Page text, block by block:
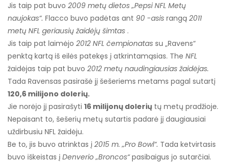
Jis taip pat buvo 2009 metų dietos „Pepsi NFL Metų
naujokas“. Flacco buvo padėtas ant 90 -asis rangą 2011
metų NFL geriausių žaidėjų šimtas .
Jis taip pat laimėjo 2012 NFL čempionatas su „Ravens“
penktą kartą iš eilės patekęs į atkrintamąsias. The NFL
žaidėjas taip pat buvo 2012 metų naudingiausias žaidėjas.
Tada Ravensas pasirašė jį šešeriems metams pagal sutartį
120,6 milijono dolerių.
Jie norėjo jį pasirašyti 16 milijonų dolerių tų metų pradžioje.
Nepaisant to, šešerių metų sutartis padarė jį daugiausiai
uždirbusiu NFL žaidėju.
Be to, jis buvo atrinktas į 2015 m. „Pro Bowl“. Tada ketvirtasis
buvo iškeistas į Denverio „Broncos“pasibaigus jo sutarčiai.